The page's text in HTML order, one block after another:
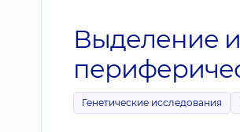
Выделение
Генетические исследования